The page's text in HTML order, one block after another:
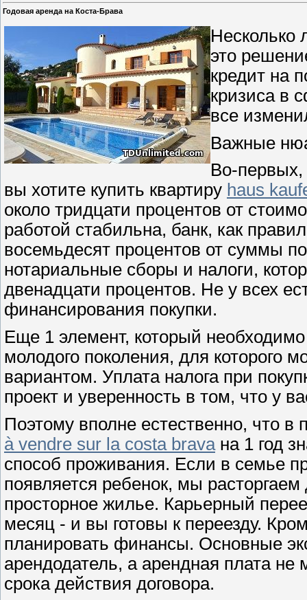
Годовая аренда на Коста-Брава
Несколько
это
кредит на
кризиса в
все
Важные
Во-первых,
вы хотите купить квартиру haus
около тридцати процентов от
работой стабильна, банк, как
восемьдесят процентов от суммы
нотариальные сборы и налоги,
двенадцати процентов. Не у всех
финансирования покупки.
Еще 1 элемент, который
молодого поколения, для которого
вариантом. Уплата налога при
проект и уверенность в том, что у
Поэтому вполне естественно, что
à vendre sur la costa brava на 1 год
способ проживания. Если в семье
появляется ребенок, мы
просторное жилье. Карьерный
месяц - и вы готовы к переезду.
планировать финансы. Основные
арендодатель, а арендная плата
срока действия договора.